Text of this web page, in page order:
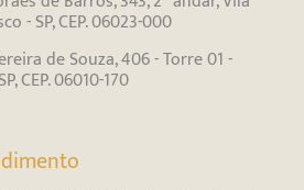
- SP, CEP. 06023-000
de Souza, 406 - Torre 01 -
CEP. 06010-170